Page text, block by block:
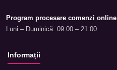
Program procesare comenzi online
Luni – Duminică: 09:00 – 21:00
Informații